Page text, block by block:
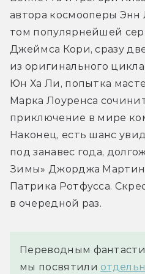
автора космооперы Энн
том популярнейшей
Джеймса Кори, сразу
из оригинального
Юн Ха Ли, попытка
Марка Лоуренса
приключение в мире
Наконец, есть шанс
под занавес года,
Зимы» Джорджа
Патрика Ротфусса.
в очередной раз.
Переводным
мы посвятили